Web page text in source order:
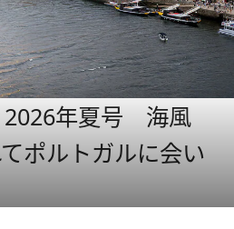
2026年夏号 海風
ポルトガルに会い